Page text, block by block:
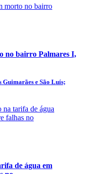
no bairro Palmares I,
Guimarães e São Luís;
de água em